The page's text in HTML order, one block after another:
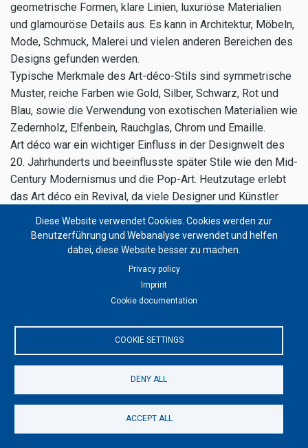
geometrische Formen, klare Linien, luxuriöse Materialien
und glamouröse Details aus. Es kann in Architektur, Möbeln,
Mode, Schmuck, Malerei und vielen anderen Bereichen des
Designs gefunden werden.
Typische Merkmale des Art-déco-Stils sind symmetrische
Muster, reiche Farben wie Gold, Silber, Schwarz, Rot und
Blau, sowie die Verwendung von exotischen Materialien wie
Zedernholz, Elfenbein, Rauchglas, Chrom und Emaille.
Art déco war ein wichtiger Einfluss in der Designwelt des
20. Jahrhunderts und beeinflusste später Stile wie den Mid-
Century Modernismus und die Pop-Art. Heutzutage erlebt
das Art déco ein Revival, da viele Designer und Künstler
von seiner Eleganz und Raffinesse inspiriert sind.
Q: Kann man Art déco Möbel auch in
modernen Einrichtungen verwenden?
A: Ja, Art déco Möbel können hervorragend in modernen
der luxuriöse Charakter ergänzen moderne Interior-Designs
perfekt und schaffen eine opulente Atmosphäre. Der Art
Stilrichtungen kombinieren und setzt außergewöhnliche
Akzente in jedem Raum. Art déco ist vor allem bekannt für
Diese Website verwendet Cookies. Cookies werden zur
Benutzerführung und Webanalyse verwendet und helfen
dabei, diese Website besser zu machen.
Privacy policy
Imprint
Cookie documentation
COOKIE SETTINGS
DENY ALL
ACCEPT ALL